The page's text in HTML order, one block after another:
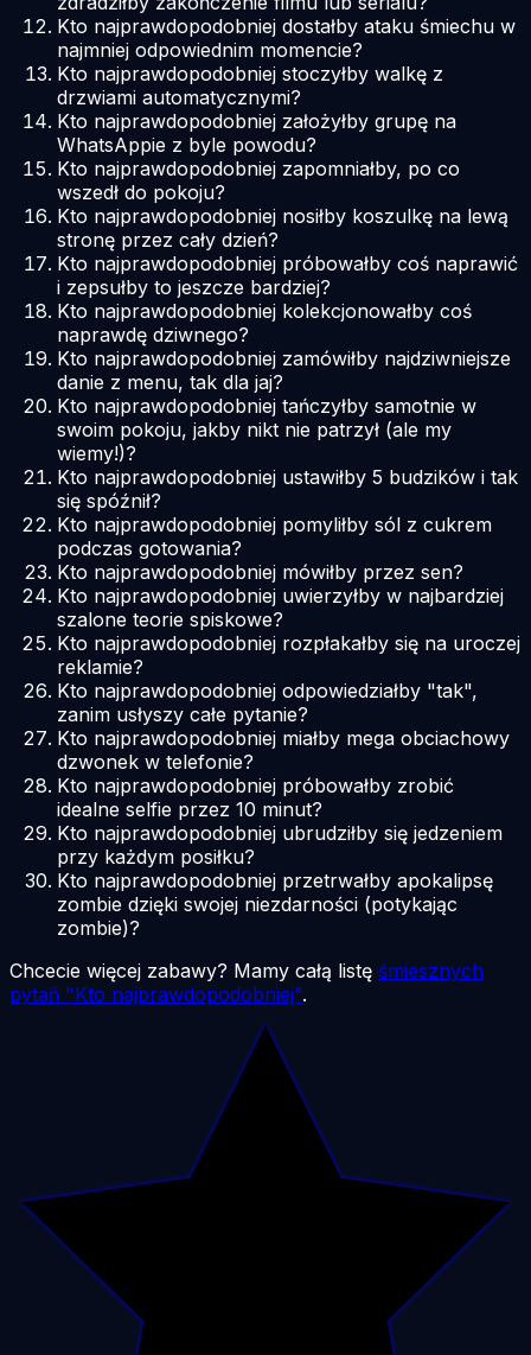
Kto najprawdopodobniej dostałby ataku śmiechu w
najmniej odpowiednim momencie?
Kto najprawdopodobniej stoczyłby walkę z
drzwiami automatycznymi?
Kto najprawdopodobniej założyłby grupę na
WhatsAppie z byle powodu?
Kto najprawdopodobniej zapomniałby, po co
wszedł do pokoju?
Kto najprawdopodobniej nosiłby koszulkę na lewą
stronę przez cały dzień?
Kto najprawdopodobniej próbowałby coś naprawić
i zepsułby to jeszcze bardziej?
Kto najprawdopodobniej kolekcjonowałby coś
naprawdę dziwnego?
Kto najprawdopodobniej zamówiłby najdziwniejsze
danie z menu, tak dla jaj?
Kto najprawdopodobniej tańczyłby samotnie w
swoim pokoju, jakby nikt nie patrzył (ale my
wiemy!)?
Kto najprawdopodobniej ustawiłby 5 budzików i tak
się spóźnił?
Kto najprawdopodobniej pomyliłby sól z cukrem
podczas gotowania?
Kto najprawdopodobniej mówiłby przez sen?
Kto najprawdopodobniej uwierzyłby w najbardziej
szalone teorie spiskowe?
Kto najprawdopodobniej rozpłakałby się na uroczej
reklamie?
Kto najprawdopodobniej odpowiedziałby "tak",
zanim usłyszy całe pytanie?
Kto najprawdopodobniej miałby mega obciachowy
dzwonek w telefonie?
Kto najprawdopodobniej próbowałby zrobić
idealne selfie przez 10 minut?
Kto najprawdopodobniej ubrudziłby się jedzeniem
przy każdym posiłku?
Kto najprawdopodobniej przetrwałby apokalipsę
zombie dzięki swojej niezdarności (potykając
zombie)?
Chcecie więcej zabawy? Mamy całą listę śmiesznych
pytań "Kto najprawdopodobniej".